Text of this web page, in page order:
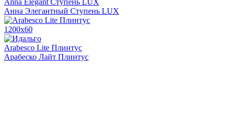
Anna Elegant Ступень LUX
Анна Элегантный Ступень LUX
1200х60
Arabesco Lite Плинтус
Арабеско Лайт Плинтус